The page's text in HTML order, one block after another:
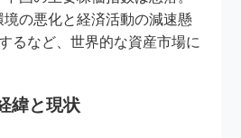
境の悪化と経済活動の減速懸
るなど、世界的な資産市場に
緯と現状